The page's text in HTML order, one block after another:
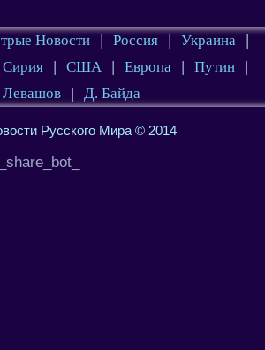
Новости | Россия | Украина
|
Сирия | США | Европа | Путин
|
Левашов
| Д. Байда
Русского Мира © 2014